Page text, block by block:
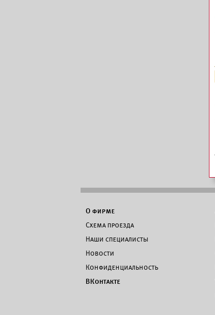
О фирме
Схема проезда
Наши специалисты
Новости
Конфиденциальность
ВКонтакте